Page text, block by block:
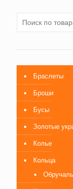
Браслеты
Броши
Бусы
Золотые
Колье
Кольца